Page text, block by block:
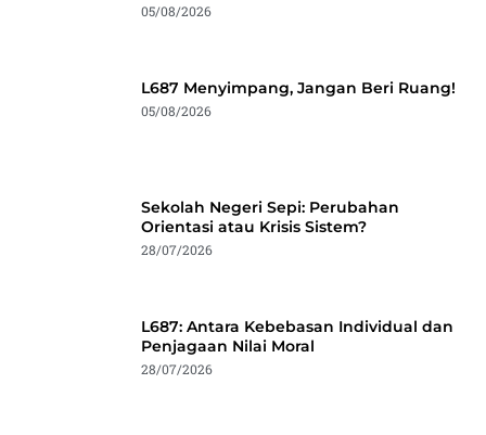
05/08/2026
L687 Menyimpang, Jangan Beri Ruang!
05/08/2026
Sekolah Negeri Sepi: Perubahan
Orientasi atau Krisis Sistem?
28/07/2026
L687: Antara Kebebasan Individual dan
Penjagaan Nilai Moral
28/07/2026